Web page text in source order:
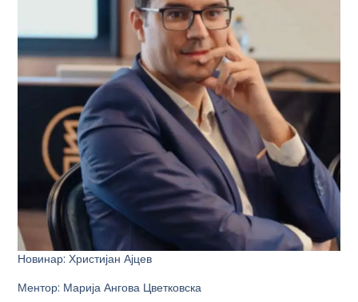
Новинар: Христијан Ајцев
Ментор: Марија Ангова Цветковска